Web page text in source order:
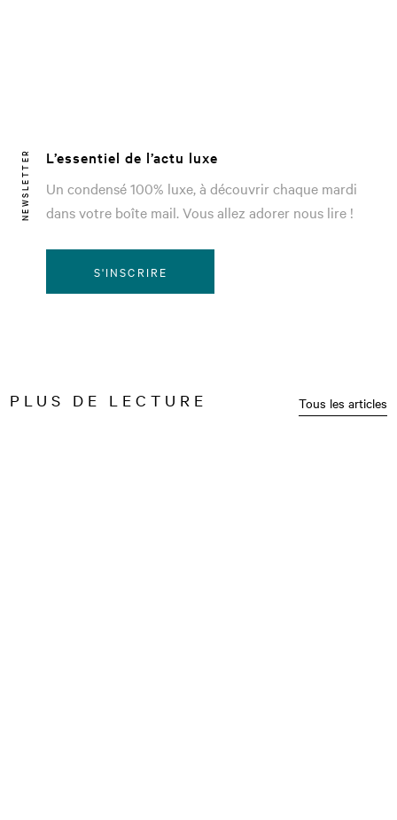
NEWSLETTER
L’essentiel de l’actu luxe
Un condensé 100% luxe, à découvrir chaque mardi
dans votre boîte mail. Vous allez adorer nous lire !
S'INSCRIRE
PLUS DE LECTURE Tous les articles